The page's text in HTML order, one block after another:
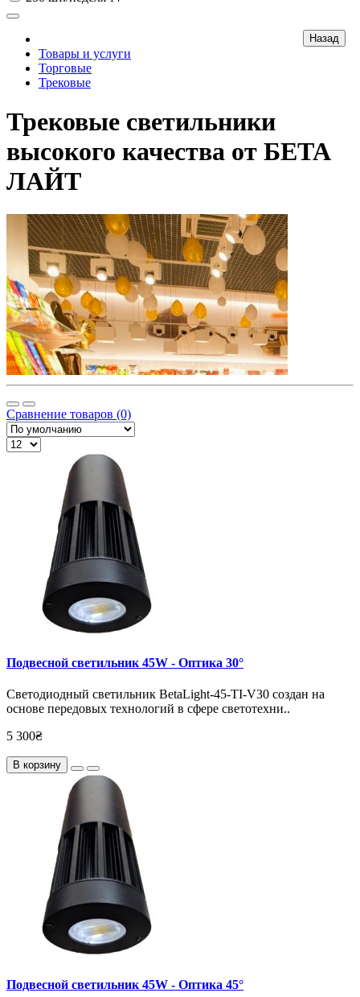
Товары и услуги
Торговые
Трековые
Трековые светильники
высокого качества от БЕТА
ЛАЙТ
Сравнение товаров (0)
Подвесной светильник 45W - Оптика 30°
Светодиодный светильник BetaLight-45-TI-V30 создан на
основе передовых технологий в сфере светотехни..
5 300₴
В корзину
Подвесной светильник 45W - Оптика 45°